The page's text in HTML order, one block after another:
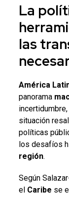
La
las
América
panorama
situación
políticas
los desafíos
región.
Según
el Caribe se